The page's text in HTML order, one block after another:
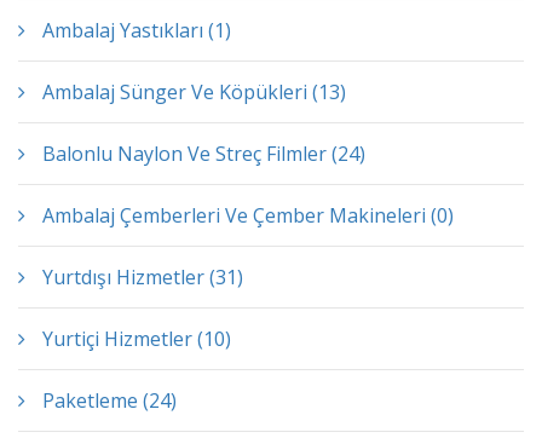
Ambalaj Yastıkları (1)
Ambalaj Sünger Ve Köpükleri (13)
Balonlu Naylon Ve Streç Filmler (24)
Ambalaj Çemberleri Ve Çember Makineleri (0)
Yurtdışı Hizmetler (31)
Yurtiçi Hizmetler (10)
Paketleme (24)